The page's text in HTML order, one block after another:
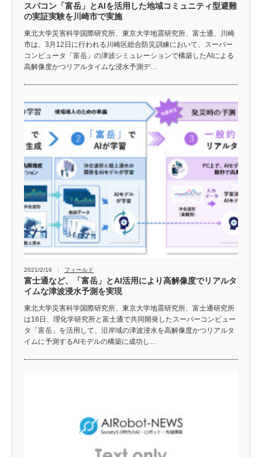
スパコン「富岳」とAIを活用した地域コミュニティ型避難
の実証実験を川崎市で実施
東北大学災害科学国際研究所、東京大学地震研究所、富士通、川崎
市は、3月12日に行われる川崎区総合防災訓練において、スーパー
コンピュータ「富岳」の津波シミュレーションで構築したAIによる
高解像度かつリアルタイムな浸水予測デ…
2021/2/16 フィールド
富士通など、「富岳」とAI活用により高解像度でリアルタ
イムな津波浸水予測を実現
東北大学災害科学国際研究所、東京大学地震研究所、富士通研究所
は16日、理化学研究所と富士通で共同開発したスーパーコンピュー
タ「富岳」を活用して、沿岸域の津波浸水を高解像度かつリアルタ
イムに予測するAIモデルの構築に成功し…